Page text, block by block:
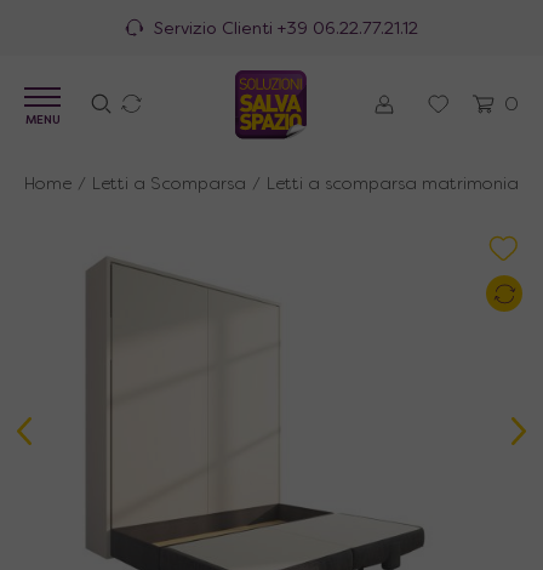
100% Made in Italy
0
MENU
Home / Letti a Scomparsa / Letti a scomparsa matrimoniali